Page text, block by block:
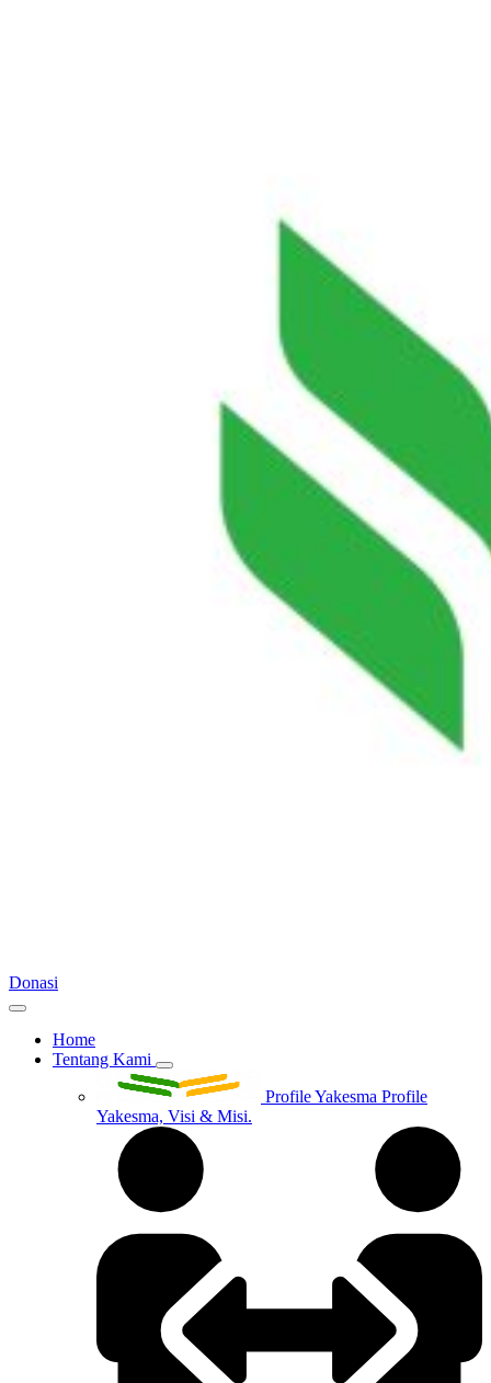
Donasi
Home
Tentang Kami
Profile Yakesma Profile
Yakesma, Visi & Misi.